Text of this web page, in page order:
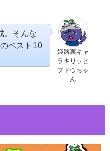
姫路裏キャ
ラキリッと
ブドウちゃ
ん
。そんな
ベスト10